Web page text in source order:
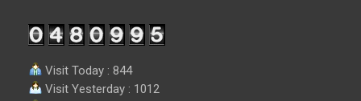
Visit Today : 844
Visit Yesterday : 1012